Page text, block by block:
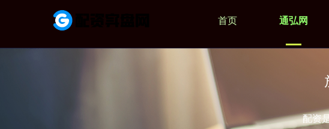
首页 通弘网
配资